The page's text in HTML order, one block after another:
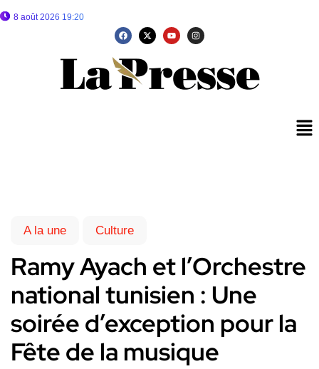
8 août 2026 19:20
A la une Culture
Ramy Ayach et l’Orchestre
national tunisien : Une
soirée d’exception pour la
Fête de la musique